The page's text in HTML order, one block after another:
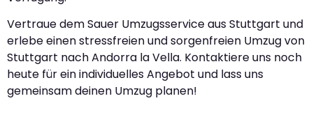
Vertraue dem Sauer Umzugsservice aus Stuttgart und
erlebe einen stressfreien und sorgenfreien Umzug von
Stuttgart nach Andorra la Vella. Kontaktiere uns noch
heute für ein individuelles Angebot und lass uns
gemeinsam deinen Umzug planen!